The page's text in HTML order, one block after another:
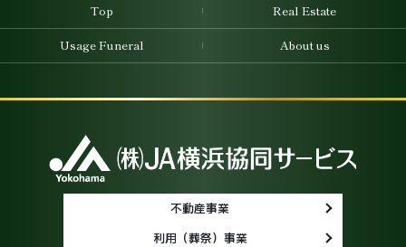
Top Real Estate
Usage Funeral About us
不動産事業
利用（葬祭）事業